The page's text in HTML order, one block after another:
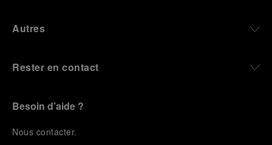
Autres
Rester en contact
Besoin d’aide ?
Nous contacter.